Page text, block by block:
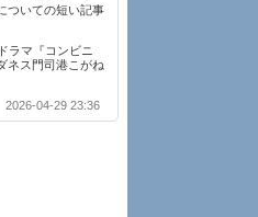
ついての短い記事
ラマ『コンビニ
ネス門司港こがね
2026-04-29 23:36